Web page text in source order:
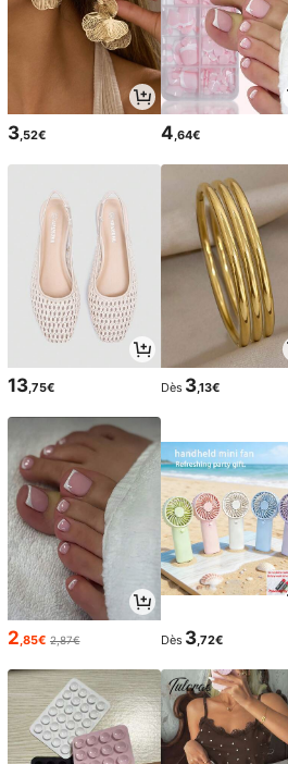
3 ,52€ 4 ,64€
13,75€ Dès 3,13€
2,85€ 2,87€ Dès 3,72€